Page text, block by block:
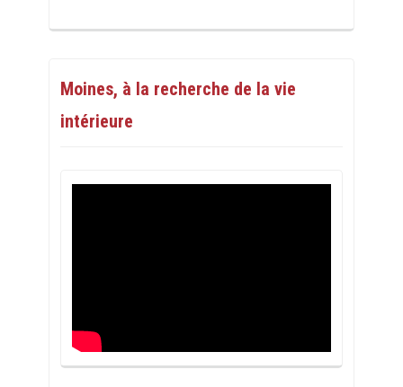
Moines, à la recherche de la vie
intérieure